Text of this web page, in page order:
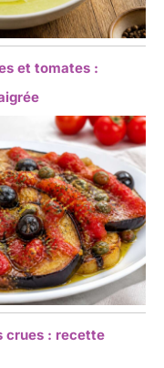
et tomates :
crues : recette